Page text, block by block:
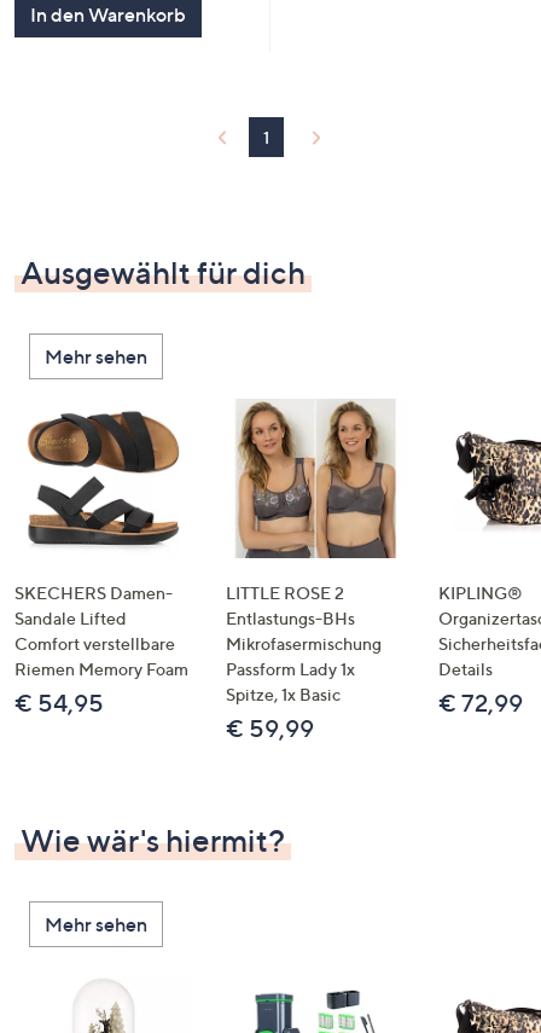
In den Warenkorb
1
Ausgewählt für dich
Mehr sehen
SKECHERS Damen-
Sandale Lifted
Comfort verstellbare
Riemen Memory Foam
€ 54,95
LITTLE ROSE 2
Entlastungs-BHs
Mikrofasermischung
Passform Lady 1x
Spitze, 1x Basic
€ 59,99
KIPLING®
Details
€ 72,99
Wie wär's hiermit?
Mehr sehen